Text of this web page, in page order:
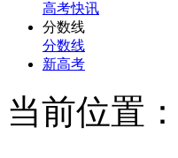
高考快讯
分数线
分数线
新高考
当前位置：